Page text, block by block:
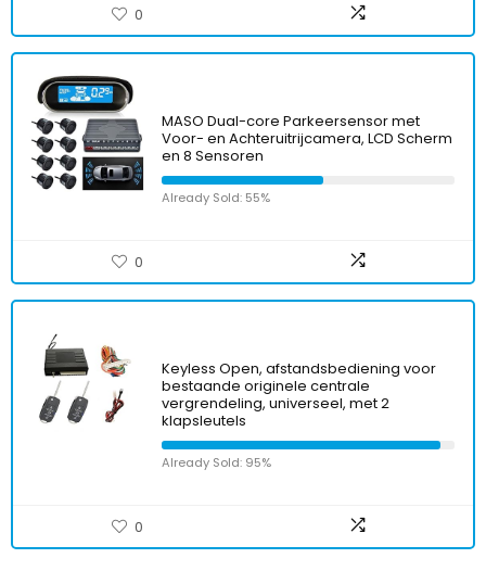
0
MASO Dual-core Parkeersensor met
Voor- en Achteruitrijcamera, LCD Scherm
en 8 Sensoren
Already Sold: 55%
0
Keyless Open, afstandsbediening voor
bestaande originele centrale
vergrendeling, universeel, met 2
klapsleutels
Already Sold: 95%
0